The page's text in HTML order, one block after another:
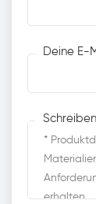
Deine E-